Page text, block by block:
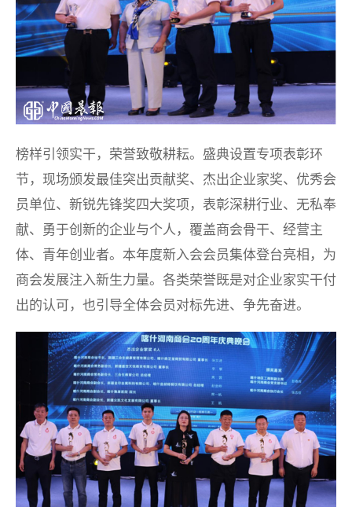
榜样引领实干，荣誉致敬耕耘。盛典设置专项表彰环
节，现场颁发最佳突出贡献奖、杰出企业家奖、优秀会
员单位、新锐先锋奖四大奖项，表彰深耕行业、无私奉
献、勇于创新的企业与个人，覆盖商会骨干、经营主
体、青年创业者。本年度新入会会员集体登台亮相，为
商会发展注入新生力量。各类荣誉既是对企业家实干付
出的认可，也引导全体会员对标先进、争先奋进。